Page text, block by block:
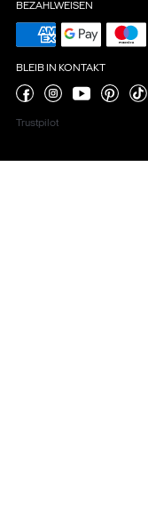
BEZAHLWEISEN
BLEIB IN KONTAKT
Trustpilot